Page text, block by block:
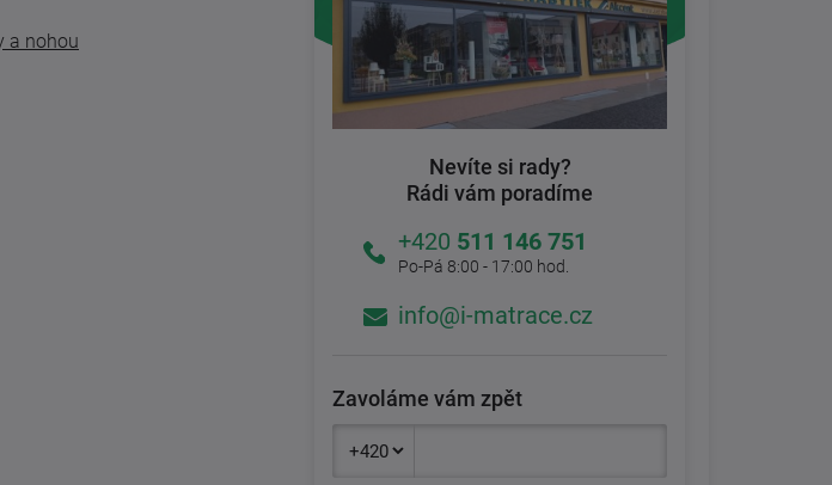
a nohou
Nevíte si rady?
Rádi vám poradíme
+420 511 146 751
Po-Pá 8:00 - 17:00 hod.
info@i-matrace.cz
Zavoláme vám zpět